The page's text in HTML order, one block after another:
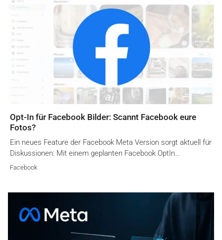
Opt-In für Facebook Bilder: Scannt Facebook eure
Fotos?
Ein neues Feature der Facebook Meta Version sorgt aktuell für
Diskussionen: Mit einem geplanten Facebook OptIn…
Facebook